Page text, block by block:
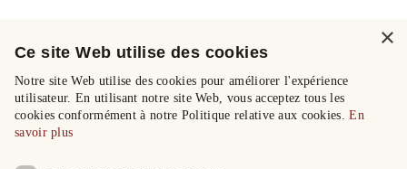
×
Ce site Web utilise des cookies
Notre site Web utilise des cookies pour améliorer l'expérience
utilisateur. En utilisant notre site Web, vous acceptez tous les
cookies conformément à notre Politique relative aux cookies.En
savoir plus